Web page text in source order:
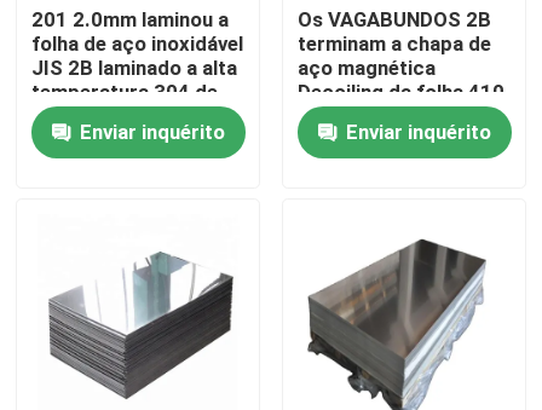
Visita à fábrica
Controle de qualidade
Solicite um orçamento
Folhas de aço inoxidável da placa
201 2.0mm laminou a
folha de aço inoxidável
JIS 2B laminado a alta
temperatura 304 de
aço inoxidável
Enviar inquérito
Os VAGABUNDOS 2B
terminam a chapa de
aço magnética
Decoiling da folha 410
430 de aço inoxidável
Inox Enviar inquérito